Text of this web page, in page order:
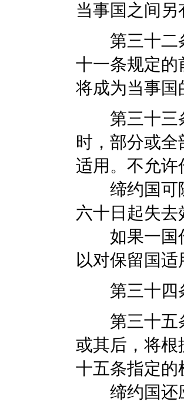
当事国之间另
第三十二
十一条规定的
将成为当事国
第三十三
时，部分或
适用。不允许
缔约国可随
六十日起失去
如果一国作
以对保留国
第三十四
第三十五
或其后，将根
十五条指定的
缔约国还应